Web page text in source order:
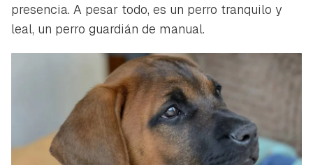
presencia. A pesar todo, es un perro tranquilo y
leal, un perro guardián de manual.